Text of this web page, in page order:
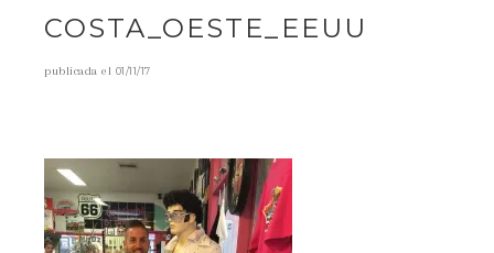
COSTA_OESTE_EEUU
publicada el 01/11/17